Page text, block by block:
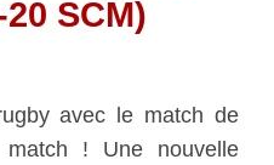
SCM)
avec le match de
! Une nouvelle